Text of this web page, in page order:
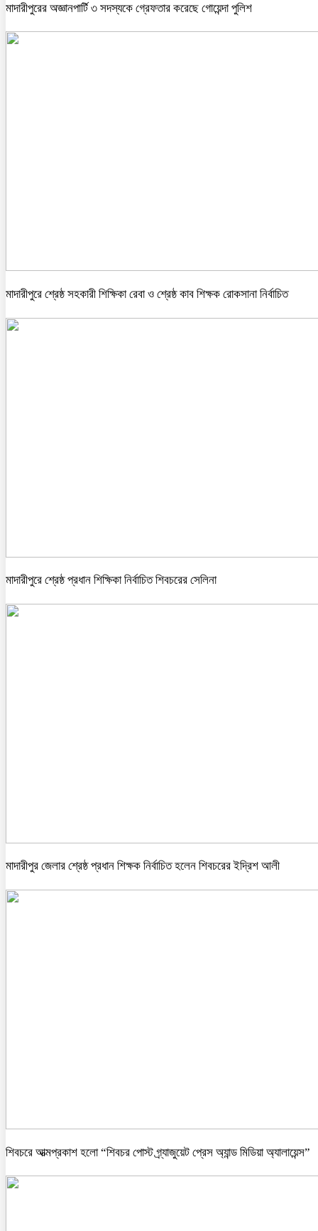
মাদারীপুরের অজ্ঞানপার্টি ৩ সদস্যকে গ্রেফতার করেছে গোয়েন্দা পুলিশ
মাদারীপুরে শ্রেষ্ঠ সহকারী শিক্ষিকা রেবা ও শ্রেষ্ঠ কাব শিক্ষক রোকসানা নির্বাচিত
মাদারীপুরে শ্রেষ্ঠ প্রধান শিক্ষিকা নির্বাচিত শিবচরের সেলিনা
মাদারীপুর জেলার শ্রেষ্ঠ প্রধান শিক্ষক নির্বাচিত হলেন শিবচরের ইদ্রিশ আলী
শিবচরে আত্মপ্রকাশ হলো “শিবচর পোস্ট গ্র্যাজুয়েট প্রেস অ্যান্ড মিডিয়া অ্যালায়েন্স”